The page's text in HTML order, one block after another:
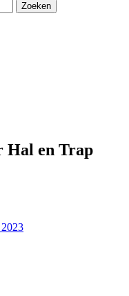
Hal en Trap